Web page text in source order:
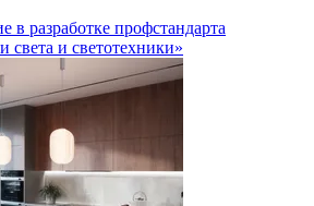
в разработке профстандарта
света и светотехники»